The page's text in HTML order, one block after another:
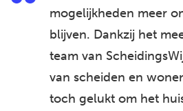
mogelijkheden meer
blijven. Dankzij het
team van
van scheiden en
toch gelukt om het